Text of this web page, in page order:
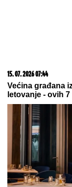
15. 07. 2026 07:44
Većina građana
letovanje - ovih